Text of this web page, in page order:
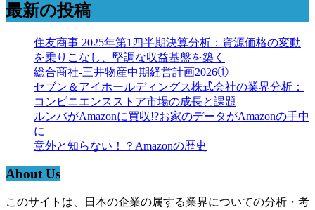
最新の投稿
住友商事 2025年第1四半期決算分析：資源価格の変動
を乗りこなし、堅調な収益基盤を築く
総合商社-三井物産中期経営計画2026①
セブン＆アイホールディングス株式会社の業界分析：
コンビニエンスストア市場の成長と課題
ルンバがAmazonに買収!?お家のデータがAmazonの手中
に
意外と知らない！？Amazonの歴史
About Us
このサイトは、日本の企業の属する業界についての分析・考